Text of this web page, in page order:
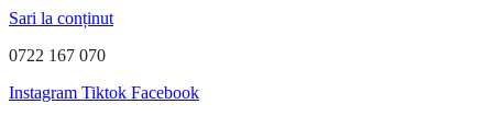
Sari la conținut
0722 167 070
Instagram Tiktok Facebook